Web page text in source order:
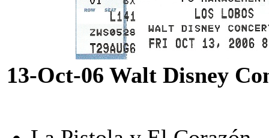
13-Oct-06 Walt Disney